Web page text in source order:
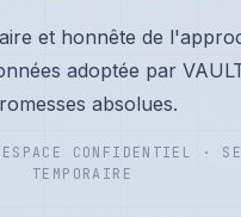
et honnête de
adoptée par
absolues.
CONFIDENTIEL ·
TEMPORAIRE